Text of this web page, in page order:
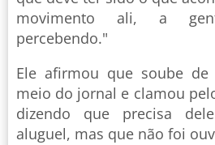
movimento ali, a
percebendo."
Ele afirmou que soube
meio do jornal e clamou
dizendo que precisa
aluguel, mas que não foi